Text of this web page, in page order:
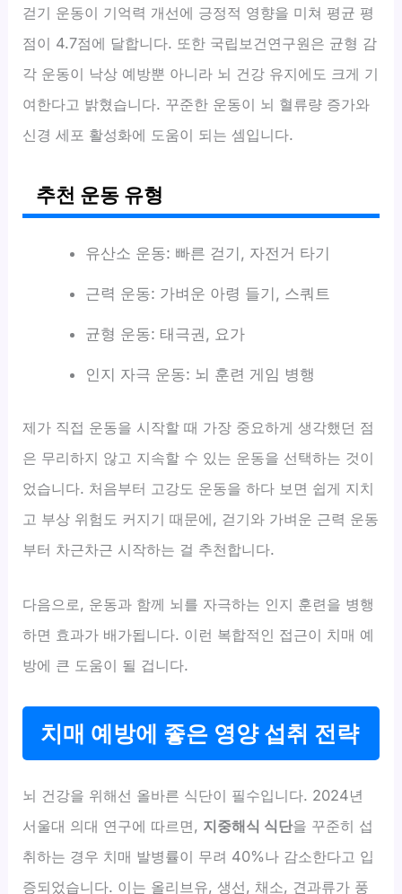
걷기 운동이 기억력 개선에 긍정적 영향을 미쳐 평균 평
점이 4.7점에 달합니다. 또한 국립보건연구원은 균형 감
각 운동이 낙상 예방뿐 아니라 뇌 건강 유지에도 크게 기
여한다고 밝혔습니다. 꾸준한 운동이 뇌 혈류량 증가와
신경 세포 활성화에 도움이 되는 셈입니다.
추천 운동 유형
유산소 운동: 빠른 걷기, 자전거 타기
근력 운동: 가벼운 아령 들기, 스쿼트
균형 운동: 태극권, 요가
인지 자극 운동: 뇌 훈련 게임 병행
제가 직접 운동을 시작할 때 가장 중요하게 생각했던 점
은 무리하지 않고 지속할 수 있는 운동을 선택하는 것이
었습니다. 처음부터 고강도 운동을 하다 보면 쉽게 지치
고 부상 위험도 커지기 때문에, 걷기와 가벼운 근력 운동
부터 차근차근 시작하는 걸 추천합니다.
다음으로, 운동과 함께 뇌를 자극하는 인지 훈련을 병행
하면 효과가 배가됩니다. 이런 복합적인 접근이 치매 예
방에 큰 도움이 될 겁니다.
치매 예방에 좋은 영양 섭취 전략
뇌 건강을 위해선 올바른 식단이 필수입니다. 2024년
서울대 의대 연구에 따르면, 지중해식 식단을 꾸준히 섭
취하는 경우 치매 발병률이 무려 40%나 감소한다고 입
증되었습니다. 이는 올리브유, 생선, 채소, 견과류가 풍